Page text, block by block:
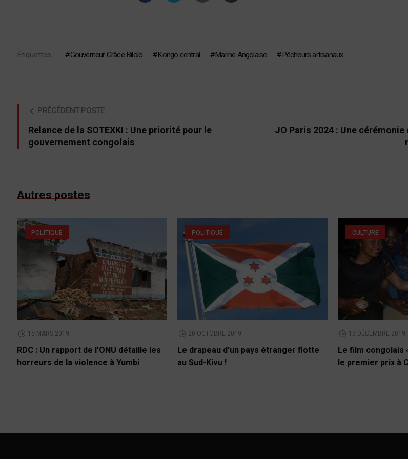
Étiquettes : Gouverneur Grâce Bilolo Kongo central Marine Angolaise Pêcheurs artisanaux
PRÉCÉDENT POSTE
Relance de la SOTEXKI : Une priorité pour le
gouvernement congolais
JO Paris 2024 : Une
Autres postes
POLITIQUE
15 MARS 2019
RDC : Un rapport de l’ONU détaille les
horreurs de la violence à Yumbi
POLITIQUE
20 OCTOBRE 2019
Le drapeau d’un pays étranger flotte
au Sud-Kivu !
CULTURE
13 DÉCEMBRE 2019
Le film congolais
le premier prix à